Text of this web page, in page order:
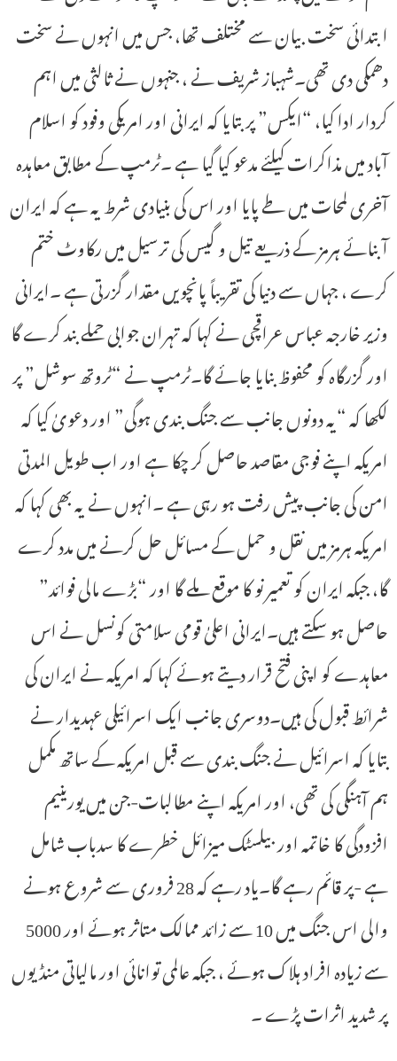
ابتدائی سخت بیان سے مختلف تھا، جس میں انہوں نے سخت
دھمکی دی تھی۔شہباز شریف نے ، جنہوں نے ثالثی میں اہم
کردار ادا کیا، “ایکس” پر بتایا کہ ایرانی اور امریکی وفود کو اسلام
آباد میں مذاکرات کیلئے مدعو کیا گیا ہے ۔ٹرمپ کے مطابق معاہدہ
آخری لمحات میں طے پایا اور اس کی بنیادی شرط یہ ہے کہ ایران
آبنائے ہرمز کے ذریعے تیل و گیس کی ترسیل میں رکاوٹ ختم
کرے ، جہاں سے دنیا کی تقریباً پانچویں مقدار گزرتی ہے ۔ایرانی
وزیر خارجہ عباس عراقچی نے کہا کہ تہران جوابی حملے بند کرے گا
اور گزرگاہ کو محفوظ بنایا جائے گا۔ٹرمپ نے “ٹروتھ سوشل” پر
لکھا کہ “یہ دونوں جانب سے جنگ بندی ہوگی” اور دعویٰ کیا کہ
امریکہ اپنے فوجی مقاصد حاصل کر چکا ہے اور اب طویل المدتی
امن کی جانب پیش رفت ہو رہی ہے ۔انہوں نے یہ بھی کہا کہ
امریکہ ہرمز میں نقل و حمل کے مسائل حل کرنے میں مدد کرے
گا، جبکہ ایران کو تعمیر نو کا موقع ملے گا اور “بڑے مالی فوائد”
حاصل ہو سکتے ہیں۔ایرانی اعلیٰ قومی سلامتی کونسل نے اس
معاہدے کو اپنی فتح قرار دیتے ہوئے کہا کہ امریکہ نے ایران کی
شرائط قبول کی ہیں۔دوسری جانب ایک اسرائیلی عہدیدار نے
بتایا کہ اسرائیل نے جنگ بندی سے قبل امریکہ کے ساتھ مکمل
ہم آہنگی کی تھی، اور امریکہ اپنے مطالبات-جن میں یورینیم
افزودگی کا خاتمہ اور بیلسٹک میزائل خطرے کا سدباب شامل
ہے -پر قائم رہے گا۔یاد رہے کہ 28 فروری سے شروع ہونے
والی اس جنگ میں 10 سے زائد ممالک متاثر ہوئے اور 5000
سے زیادہ افراد ہلاک ہوئے ، جبکہ عالمی توانائی اور مالیاتی منڈیوں
پر شدید اثرات پڑے ۔